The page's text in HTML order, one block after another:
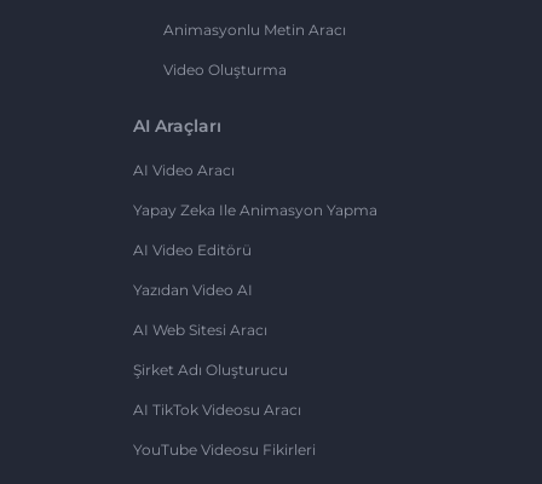
Animasyonlu Metin Aracı
Video Oluşturma
AI Araçları
AI Video Aracı
Yapay Zeka Ile Animasyon Yapma
AI Video Editörü
Yazıdan Video AI
AI Web Sitesi Aracı
Şirket Adı Oluşturucu
AI TikTok Videosu Aracı
YouTube Videosu Fikirleri